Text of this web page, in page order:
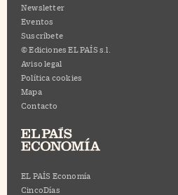
Newsletter
Eventos
Suscríbete
© Ediciones EL PAÍS s.l.
Aviso legal
Política cookies
Mapa
Contacto
EL PAÍS Economía
CincoDías